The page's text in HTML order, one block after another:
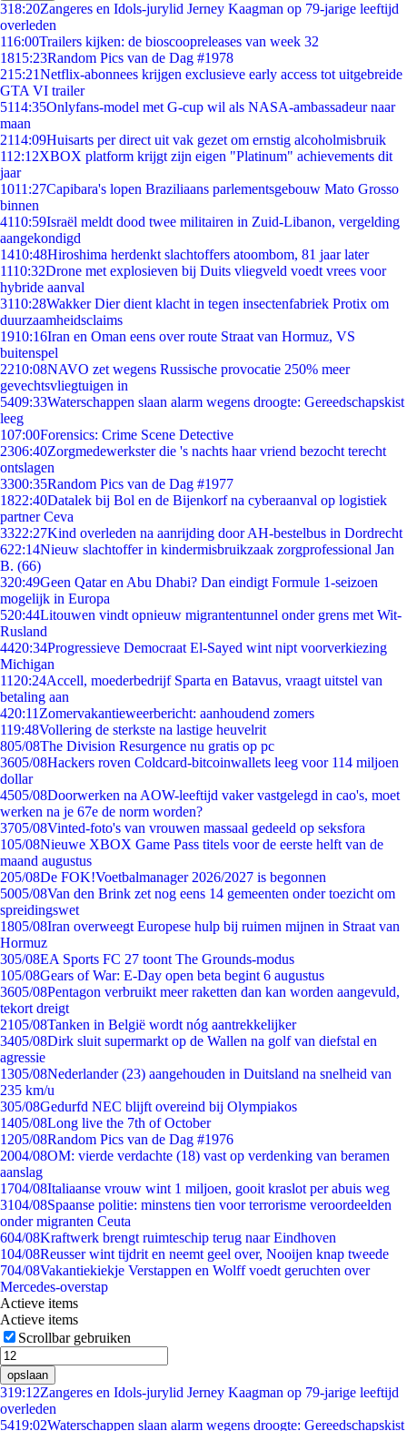
318:20Zangeres en Idols-jurylid Jerney Kaagman op 79-jarige leeftijd
overleden
116:00Trailers kijken: de bioscoopreleases van week 32
1815:23Random Pics van de Dag #1978
215:21Netflix-abonnees krijgen exclusieve early access tot uitgebreide
GTA VI trailer
5114:35Onlyfans-model met G-cup wil als NASA-ambassadeur naar
maan
2114:09Huisarts per direct uit vak gezet om ernstig alcoholmisbruik
112:12XBOX platform krijgt zijn eigen "Platinum" achievements dit
jaar
1011:27Capibara's lopen Braziliaans parlementsgebouw Mato Grosso
binnen
4110:59Israël meldt dood twee militairen in Zuid-Libanon, vergelding
aangekondigd
1410:48Hiroshima herdenkt slachtoffers atoombom, 81 jaar later
1110:32Drone met explosieven bij Duits vliegveld voedt vrees voor
hybride aanval
3110:28Wakker Dier dient klacht in tegen insectenfabriek Protix om
duurzaamheidsclaims
1910:16Iran en Oman eens over route Straat van Hormuz, VS
buitenspel
2210:08NAVO zet wegens Russische provocatie 250% meer
gevechtsvliegtuigen in
5409:33Waterschappen slaan alarm wegens droogte: Gereedschapskist
leeg
107:00Forensics: Crime Scene Detective
2306:40Zorgmedewerkster die 's nachts haar vriend bezocht terecht
ontslagen
3300:35Random Pics van de Dag #1977
1822:40Datalek bij Bol en de Bijenkorf na cyberaanval op logistiek
partner Ceva
3322:27Kind overleden na aanrijding door AH-bestelbus in Dordrecht
622:14Nieuw slachtoffer in kindermisbruikzaak zorgprofessional Jan
B. (66)
320:49Geen Qatar en Abu Dhabi? Dan eindigt Formule 1-seizoen
mogelijk in Europa
520:44Litouwen vindt opnieuw migrantentunnel onder grens met Wit-
Rusland
4420:34Progressieve Democraat El-Sayed wint nipt voorverkiezing
Michigan
11 20:24Accell, moederbedrijf Sparta en Batavus, vraagt uitstel van
betaling aan
420:11 Zomervakantieweerbericht: aanhoudend zomers
119:48Vollering de sterkste na lastige heuvelrit
805/08The Division Resurgence nu gratis op pc
3605/08Hackers roven Coldcard-bitcoinwallets leeg voor 114 miljoen
dollar
4505/08Doorwerken na AOW-leeftijd vaker vastgelegd in cao's, moet
werken na je 67e de norm worden?
3705/08Vinted-foto's van vrouwen massaal gedeeld op seksfora
105/08Nieuwe XBOX Game Pass titels voor de eerste helft van de
maand augustus
205/08De FOK!Voetbalmanager 2026/2027 is begonnen
5005/08Van den Brink zet nog eens 14 gemeenten onder toezicht om
spreidingswet
1805/08Iran overweegt Europese hulp bij ruimen mijnen in Straat van
Hormuz
305/08EA Sports FC 27 toont The Grounds-modus
105/08Gears of War: E-Day open beta begint 6 augustus
3605/08Pentagon verbruikt meer raketten dan kan worden aangevuld,
tekort dreigt
2105/08Tanken in België wordt nóg aantrekkelijker
3405/08Dirk sluit supermarkt op de Wallen na golf van diefstal en
agressie
1305/08Nederlander (23) aangehouden in Duitsland na snelheid van
235 km/u
305/08Gedurfd NEC blijft overeind bij Olympiakos
1405/08Long live the 7th of October
1205/08Random Pics van de Dag #1976
2004/08OM: vierde verdachte (18) vast op verdenking van beramen
aanslag
1704/08Italiaanse vrouw wint 1 miljoen, gooit kraslot per abuis weg
3104/08Spaanse politie: minstens tien voor terrorisme veroordeelden
onder migranten Ceuta
604/08Kraftwerk brengt ruimteschip terug naar Eindhoven
104/08Reusser wint tijdrit en neemt geel over, Nooijen knap tweede
704/08Vakantiekiekje Verstappen en Wolff voedt geruchten over
Mercedes-overstap
Actieve items
Actieve items
Scrollbar gebruiken
opslaan
319:12Zangeres en Idols-jurylid Jerney Kaagman op 79-jarige leeftijd
overleden
5419:02Waterschappen slaan alarm wegens droogte: Gereedschapskist